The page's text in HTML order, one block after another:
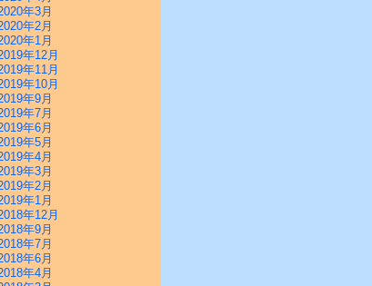
年3月
年2月
年1月
年12月
年11月
年10月
年9月
年7月
年6月
年5月
年4月
年3月
年2月
年1月
年12月
年9月
年7月
年6月
年4月